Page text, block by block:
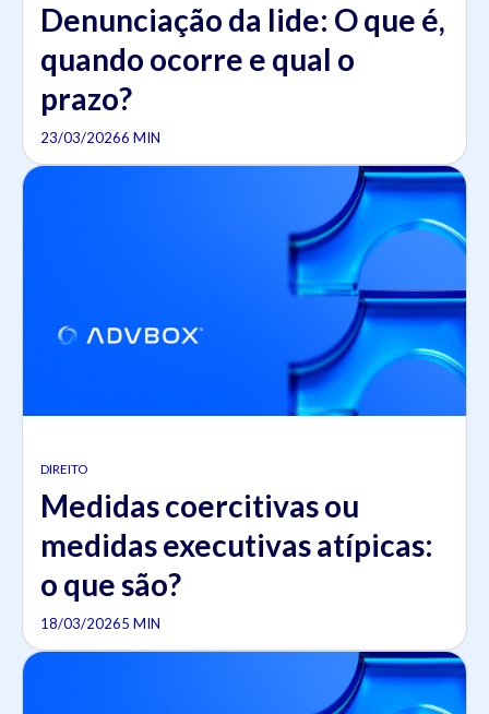
Denunciação da lide: O que é,
quando ocorre e qual o
prazo?
23/03/20266 MIN
DIREITO
Medidas coercitivas ou
medidas executivas atípicas:
o que são?
18/03/20265 MIN